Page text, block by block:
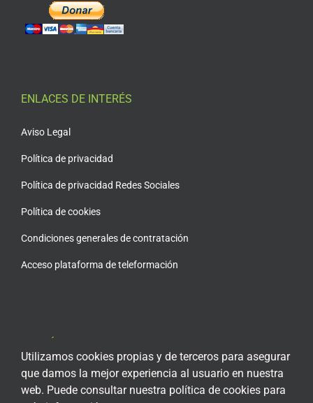
ENLACES DE INTERÉS
Aviso Legal
Política de privacidad
Política de privacidad Redes Sociales
Política de cookies
Condiciones generales de contratación
Acceso plataforma de teleformación
Utilizamos cookies propias y de terceros para asegurar
que damos la mejor experiencia al usuario en nuestra
web. Puede consultar nuestra política de cookies para